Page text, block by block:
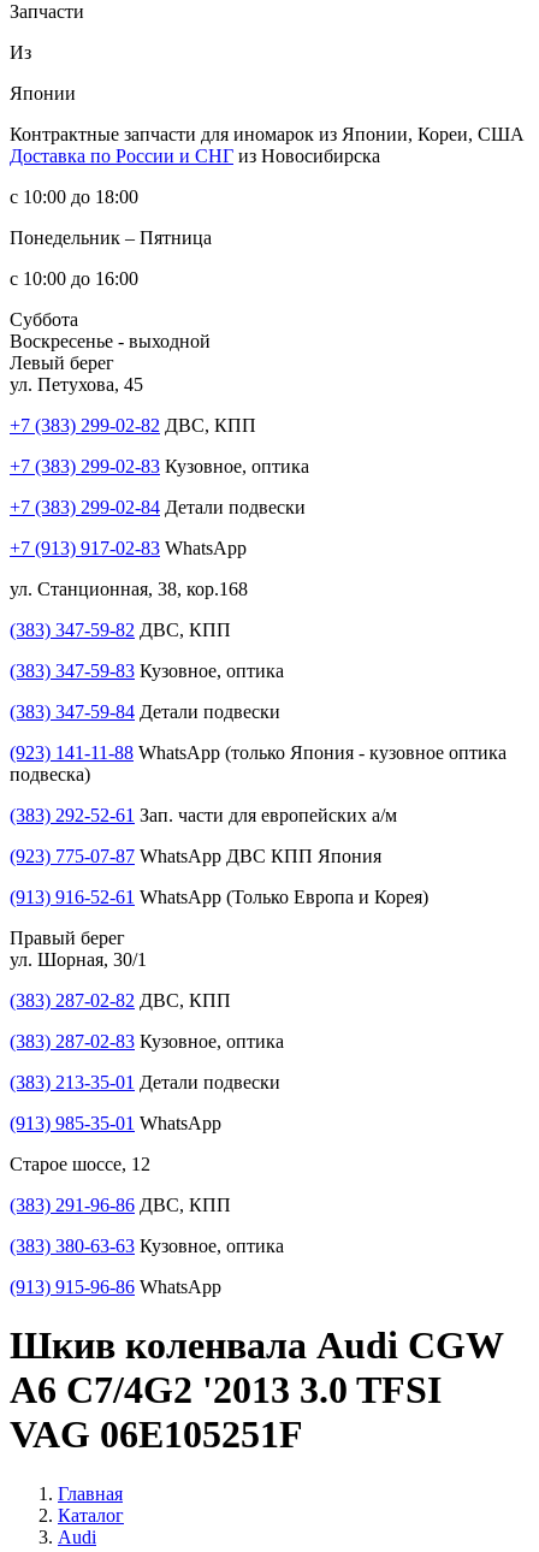
Запчасти
Из
Японии
Контрактные запчасти для иномарок из Японии, Кореи, США
Доставка по России и СНГ из Новосибирска
с 10:00 до 18:00
Понедельник – Пятница
с 10:00 до 16:00
Суббота
Воскресенье - выходной
Левый берег
ул. Петухова, 45
+7 (383) 299-02-82 ДВС, КПП
+7 (383) 299-02-83 Кузовное, оптика
+7 (383) 299-02-84 Детали подвески
+7 (913) 917-02-83 WhatsApp
ул. Станционная, 38, кор.168
(383) 347-59-82 ДВС, КПП
(383) 347-59-83 Кузовное, оптика
(383) 347-59-84 Детали подвески
(923) 141-11-88 WhatsApp (только Япония - кузовное оптика
подвеска)
(383) 292-52-61 Зап. части для европейских а/м
(923) 775-07-87 WhatsApp ДВС КПП Япония
(913) 916-52-61 WhatsApp (Только Европа и Корея)
Правый берег
ул. Шорная, 30/1
(383) 287-02-82 ДВС, КПП
(383) 287-02-83 Кузовное, оптика
(383) 213-35-01 Детали подвески
(913) 985-35-01 WhatsApp
Старое шоссе, 12
(383) 291-96-86 ДВС, КПП
(383) 380-63-63 Кузовное, оптика
(913) 915-96-86 WhatsApp
Шкив коленвала Audi CGW
A6 C7/4G2 '2013 3.0 TFSI
VAG 06E105251F
Главная
Каталог
Audi